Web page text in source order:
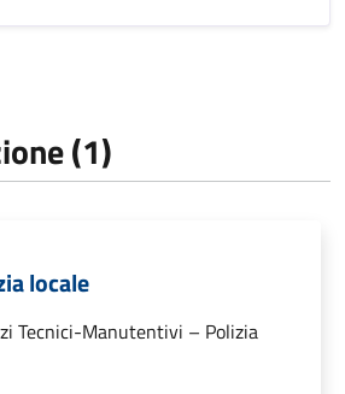
(1)
locale
Tecnici-Manutentivi – Polizia